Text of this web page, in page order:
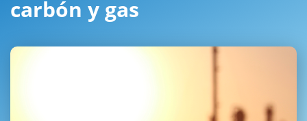
carbón y gas